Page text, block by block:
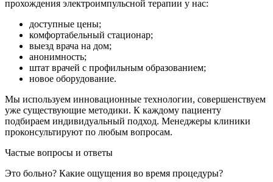
прохождения электроимпульсной терапии у нас:
доступные цены;
комфортабельный стационар;
выезд врача на дом;
анонимность;
штат врачей с профильным образованием;
новое оборудование.
Мы используем инновационные технологии, совершенствуем
уже существующие методики. К каждому пациенту
подбираем индивидуальный подход. Менеджеры клиники
проконсультируют по любым вопросам.
Частые вопросы и ответы
Это больно? Какие ощущения во время процедуры?